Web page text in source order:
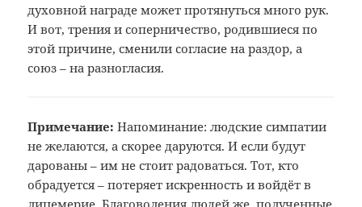
духовной награде может протянуться много рук.
И вот, трения и соперничество, родившиеся по
этой причине, сменили согласие на раздор, а
союз – на разногласия.
Примечание: Напоминание: людские симпатии
нежелаются, а скорее даруются. И еслибудут
дарованы – им не стоит радоваться.Тот, кто
обрадуется – потеряет искренностьи войдёт в